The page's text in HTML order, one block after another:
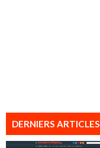
DERNIERS ARTICLES